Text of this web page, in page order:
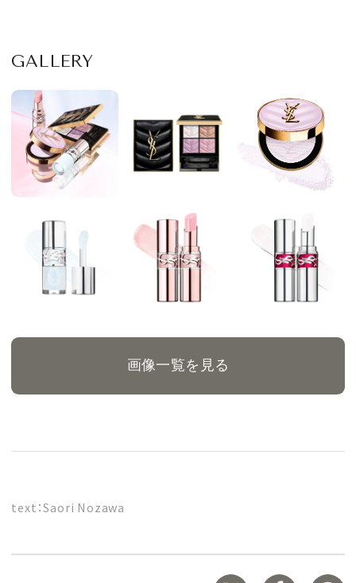
GALLERY
画像一覧を見る
text：Saori Nozawa